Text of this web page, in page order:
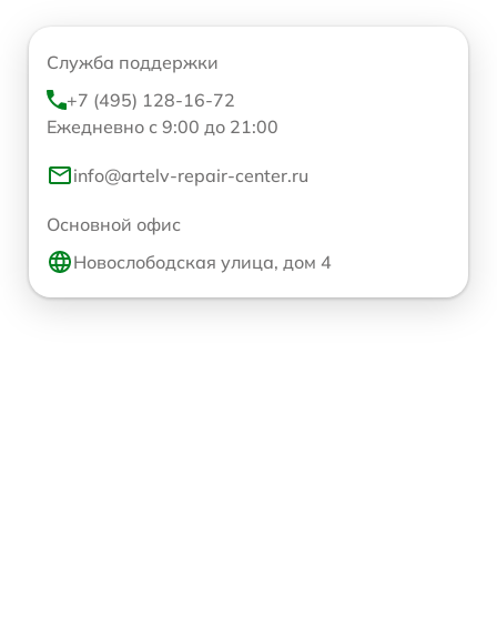
Служба поддержки
+7 (495) 128-16-72
Ежедневно с 9:00 до 21:00
info@artelv-repair-center.ru
Основной офис
Новослободская улица, дом 4